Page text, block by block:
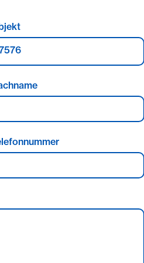
haftet bei Vorsatz und grober
haftet die Koengeter &